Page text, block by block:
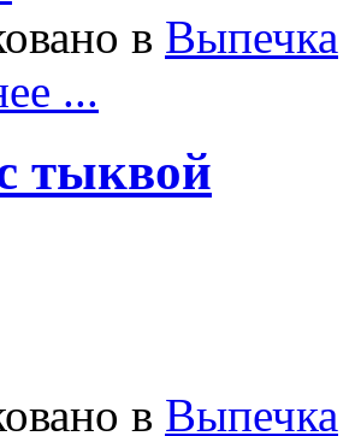
в Выпечка
...
тыквой
в Выпечка